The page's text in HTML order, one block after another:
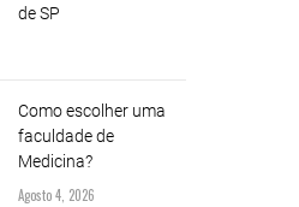
de SP
Como escolher uma
faculdade de
Medicina?
Agosto 4, 2026